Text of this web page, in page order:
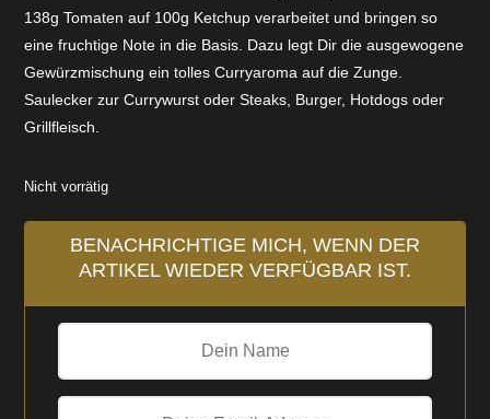
138g Tomaten auf 100g Ketchup verarbeitet und bringen so
eine fruchtige Note in die Basis. Dazu legt Dir die ausgewogene
Gewürzmischung ein tolles Curryaroma auf die Zunge.
Saulecker zur Currywurst oder Steaks, Burger, Hotdogs oder
Grillfleisch.
Nicht vorrätig
BENACHRICHTIGE MICH, WENN DER
ARTIKEL WIEDER VERFÜGBAR IST.